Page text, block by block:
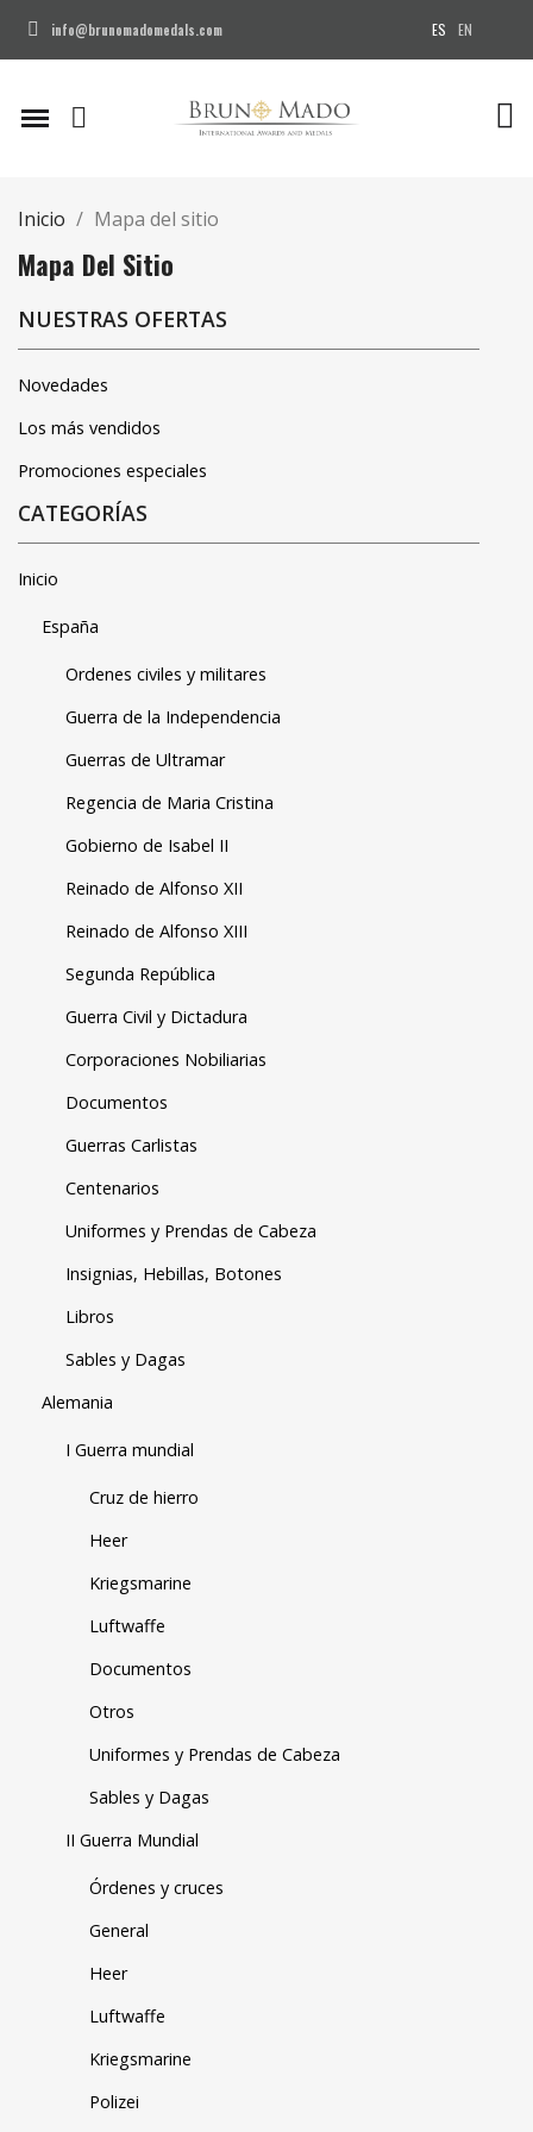
info@brunomadomedals.com ES EN
Inicio Mapa del sitio
Mapa Del Sitio
NUESTRAS OFERTAS
Novedades
Los más vendidos
Promociones especiales
CATEGORÍAS
Inicio
España
Ordenes civiles y militares
Guerra de la Independencia
Guerras de Ultramar
Regencia de Maria Cristina
Gobierno de Isabel II
Reinado de Alfonso XII
Reinado de Alfonso XIII
Segunda República
Guerra Civil y Dictadura
Corporaciones Nobiliarias
Documentos
Guerras Carlistas
Centenarios
Uniformes y Prendas de Cabeza
Insignias, Hebillas, Botones
Libros
Sables y Dagas
Alemania
I Guerra mundial
Cruz de hierro
Heer
Kriegsmarine
Luftwaffe
Documentos
Otros
Uniformes y Prendas de Cabeza
Sables y Dagas
II Guerra Mundial
Órdenes y cruces
General
Heer
Luftwaffe
Kriegsmarine
Polizei